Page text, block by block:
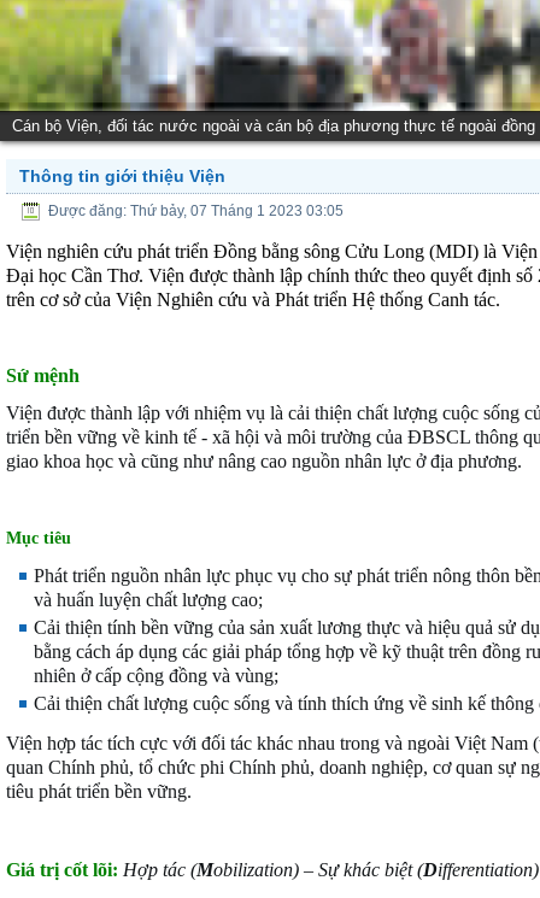
Cán bộ Viện, đối tác nước ngoài và cán bộ địa phương thực tế ngoài đồng
Thông tin giới thiệu Viện
Được đăng: Thứ bảy, 07 Tháng 1 2023 03:05
Viện nghiên cứu phát triển Đồng bằng sông Cửu Long (MDI) là
Đại học Cần Thơ. Viện được thành lập chính thức theo quyết định
trên cơ sở của Viện Nghiên cứu và Phát triển Hệ thống Canh tác.
Sứ mệnh
Viện được thành lập với nhiệm vụ là cải thiện chất lượng cuộc sống
triển bền vững về kinh tế - xã hội và môi trường của ĐBSCL thông
giao khoa học và cũng như nâng cao nguồn nhân lực ở địa phương.
Mục tiêu
Phát triển nguồn nhân lực phục vụ cho sự phát triển nông thôn
và huấn luyện chất lượng cao;
Cải thiện tính bền vững của sản xuất lương thực và hiệu quả sử
bằng cách áp dụng các giải pháp tổng hợp về kỹ thuật trên đồng
nhiên ở cấp cộng đồng và vùng;
Cải thiện chất lượng cuộc sống và tính thích ứng về sinh kế
Viện hợp tác tích cực với đối tác khác nhau trong và ngoài Việt Nam
quan Chính phủ, tổ chức phi Chính phủ, doanh nghiệp, cơ quan sự
tiêu phát triển bền vững.
Giá trị cốt lõi: Hợp tác (Mobilization) – Sự khác biệt (D